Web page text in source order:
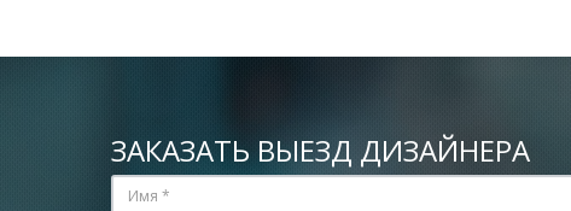
ЗАКАЗАТЬ ВЫЕЗД ДИЗАЙНЕРА